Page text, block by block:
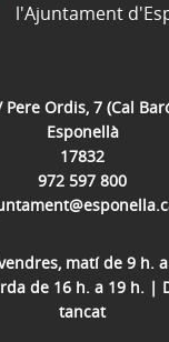
Pere Ordis, 7 (Cal
Esponellà
17832
972 597 800
matí de 9 h.
de 16 h. a 19 h. |
tancat
l'Ajuntament